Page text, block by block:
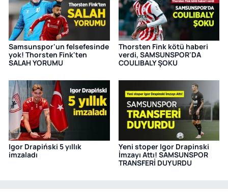
Samsunspor'un felsefesinde
yok! Thorsten Fink'ten
SALAH YORUMU
Thorsten Fink kötü haberi
verdi, SAMSUNSPOR'DA
COULIBALY ŞOKU
Igor Drapiński 5 yıllık
imzaladı
Yeni stoper Igor Drapinski
İmzayı Attı! SAMSUNSPOR
TRANSFERİ DUYURDU